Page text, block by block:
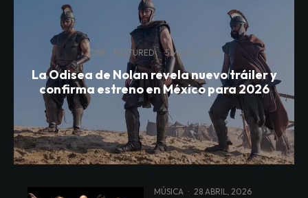
CINE FEATURED · 5 MAYO, 2026
La Odisea de Nolan revela nuevo tráiler y
confirma estreno en México para 2026
MÚSICA · 28 ABRIL, 2026